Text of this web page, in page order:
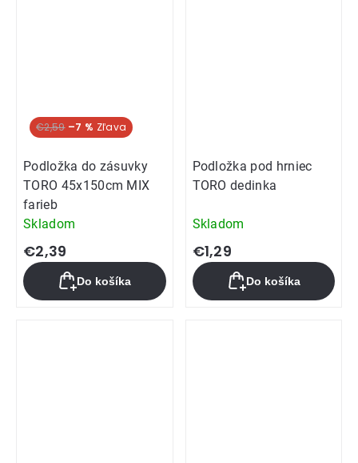
€2,59 –7 %
Podložka do zásuvky
TORO 45x150cm MIX
farieb
Skladom
€2,39
Do košíka
Podložka pod hrniec
TORO dedinka
Skladom
€1,29
Do košíka